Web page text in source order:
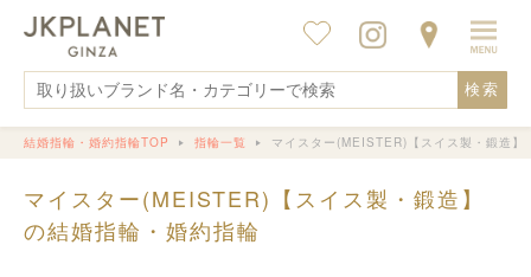
検索
結婚指輪・婚約指輪TOP 指輪一覧 マイスター(MEISTER)【スイス製・鍛造】
マイスター(MEISTER)【スイス製・鍛造】
の結婚指輪・婚約指輪